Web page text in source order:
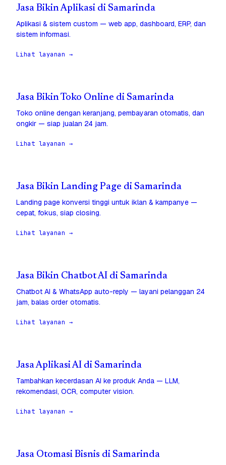
Jasa Bikin Aplikasi di Samarinda
Aplikasi & sistem custom — web app, dashboard, ERP, dan
sistem informasi.
Lihat layanan →
Jasa Bikin Toko Online di Samarinda
Toko online dengan keranjang, pembayaran otomatis, dan
ongkir — siap jualan 24 jam.
Lihat layanan →
Jasa Bikin Landing Page di Samarinda
Landing page konversi tinggi untuk iklan & kampanye —
cepat, fokus, siap closing.
Lihat layanan →
Jasa Bikin Chatbot AI di Samarinda
Chatbot AI & WhatsApp auto-reply — layani pelanggan 24
jam, balas order otomatis.
Lihat layanan →
Jasa Aplikasi AI di Samarinda
Tambahkan kecerdasan AI ke produk Anda — LLM,
rekomendasi, OCR, computer vision.
Lihat layanan →
Jasa Otomasi Bisnis di Samarinda